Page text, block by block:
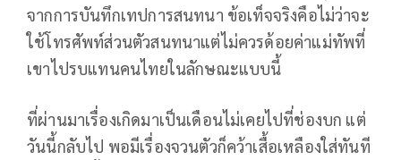
จากการบันทึกเทปการสนทนา ข้อเท็จจริงคือไม่ว่าจะ
ใช้โทรศัพท์ส่วนตัวสนทนาแต่ไม่ควรด้อยค่าแม่ทัพที่
เขาไปรบแทนคนไทยในลักษณะแบบนี้
ที่ผ่านมาเรื่องเกิดมาเป็นเดือนไม่เคยไปที่ช่องบก แต่
วันนี้กลับไป พอมีเรื่องจวนตัวก็คว้าเสื้อเหลืองใส่ทันที